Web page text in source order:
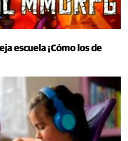
escuela ¡Cómo los de